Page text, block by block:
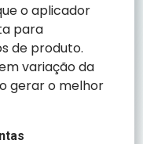
o aplicador
para
de produto.
variação da
gerar o melhor